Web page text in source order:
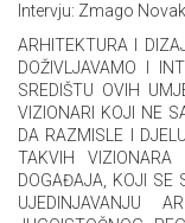
Intervju: Zmago
ARHITEKTURA I
DOŽIVLJAVAMO I
SREDIŠTU OVIH
VIZIONARI KOJI NE
DA RAZMISLE I
TAKVIH
DOGAĐAJA, KOJI SE
UJEDINJAVANJU